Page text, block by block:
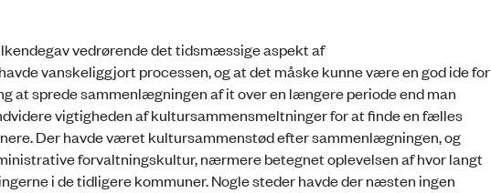
vedrørende det tidsmæssige aspekt af
vanskeliggjort processen, og at det måske kunne være en god ide for
at sprede sammenlægningen af it over en længere periode end man
vigtigheden af kultursammensmeltninger for at finde en fælles
Der havde været kultursammenstød efter sammenlægningen, og
forvaltningskultur, nærmere betegnet oplevelsen af hvor langt
i de tidligere kommuner. Nogle steder havde der næsten ingen